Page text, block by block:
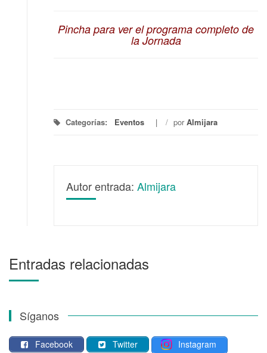
Pincha para ver el programa completo de
la Jornada
Categorías: Eventos / porAlmijara
Autor entrada: Almijara
Entradas relacionadas
Síganos
Facebook Twitter Instagram